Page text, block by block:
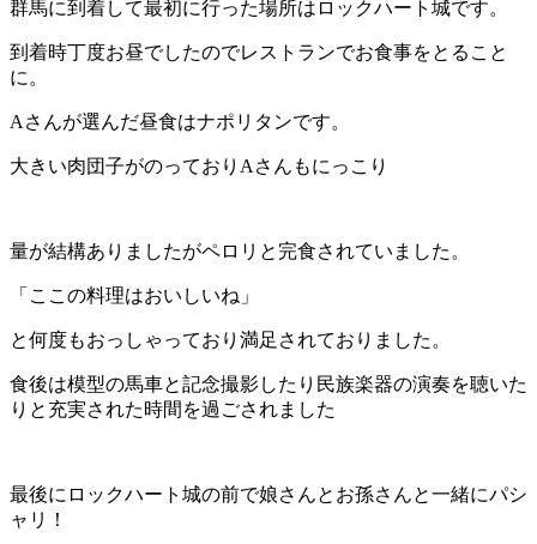
群馬に到着して最初に行った場所はロックハート城です。
到着時丁度お昼でしたのでレストランでお食事をとること
に。
Aさんが選んだ昼食はナポリタンです。
大きい肉団子がのっておりAさんもにっこり
量が結構ありましたがペロリと完食されていました。
「ここの料理はおいしいね」
と何度もおっしゃっており満足されておりました。
食後は模型の馬車と記念撮影したり民族楽器の演奏を聴いた
りと充実された時間を過ごされました
最後にロックハート城の前で娘さんとお孫さんと一緒にパシ
ャリ！